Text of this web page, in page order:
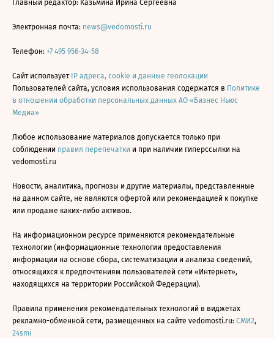
Главный редактор: Казьмина Ирина Сергеевна
Электронная почта: news@vedomosti.ru
Телефон: +7 495 956-34-58
Сайт использует IP адреса, cookie и данные геолокации
Пользователей сайта, условия использования содержатся в Политике
в отношении обработки персональных данных АО «Бизнес Ньюс
Медиа»
Любое использование материалов допускается только при
соблюдении правил перепечатки и при наличии гиперссылки на
vedomosti.ru
Новости, аналитика, прогнозы и другие материалы, представленные
на данном сайте, не являются офертой или рекомендацией к покупке
или продаже каких-либо активов.
На информационном ресурсе применяются рекомендательные
технологии (информационные технологии предоставления
информации на основе сбора, систематизации и анализа сведений,
относящихся к предпочтениям пользователей сети «Интернет»,
находящихся на территории Российской Федерации).
Правила применения рекомендательных технологий в виджетах
рекламно-обменной сети, размещенных на сайте vedomosti.ru: СМИ2,
24smi